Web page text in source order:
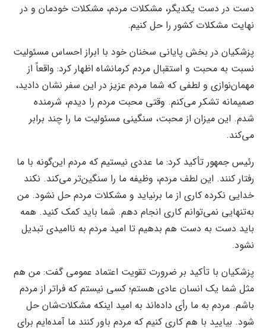
دست در دست یکدیگر، مشکلات مردم، مشکلات خودمان و در
نهایت مشکلات کشور را حل کنیم.
پزشکیان در بخش پایانی سخنان خود با ابراز احساس مسئولیت
نسبت به محبت و استقبال مردم کرمانشاه اظهار کرد: واقعاً از
مهمان‌نوازی و لطفی که شما مردم عزیز در این سفر نشان دادید،
صمیمانه تشکر می‌کنم. وقتی محبت مردم را دیدم، شرمنده
شدم. این میزان از محبت، سنگینی مسئولیت ما را چند برابر
می‌کند.
رئیس جمهور تأکید کرد: ما عددی نیستیم که مردم این‌گونه با ما
رفتار کنند. این لطف مردم، وظیفه ما را سنگین‌تر می‌کند. نکند
خدایی نکرده کاری از ما برنیاید و مشکلات مردم حل نشود. من
به‌تنهایی نمی‌توانم کاری انجام دهم. شما باید کمک کنید. همه
باید دست به دست هم بدهیم تا امید مردم به ناامیدی تبدیل
نشود.
پزشکیان با تأکید بر ضرورت تقویت اعتماد عمومی گفت: من هم
مثل شما یک انسان عادی هستم؛ کسی نیستم که فراتر از مردم
باشم. مردم به ما رأی داده‌اند به امید اینکه مشکلات‌شان حل
شود. بیایید با هم کاری کنیم که مردم باور کنند ما آمده‌ایم برای